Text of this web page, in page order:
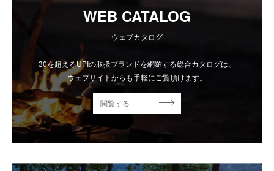
WEB CATALOG
ウェブカタログ
30を超えるUPIの取扱ブランドを網羅する総合カタログは、
ウェブサイトからも手軽にご覧頂けます。
閲覧する